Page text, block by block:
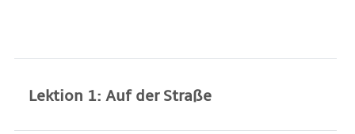
Lektion 1: Auf der Straße